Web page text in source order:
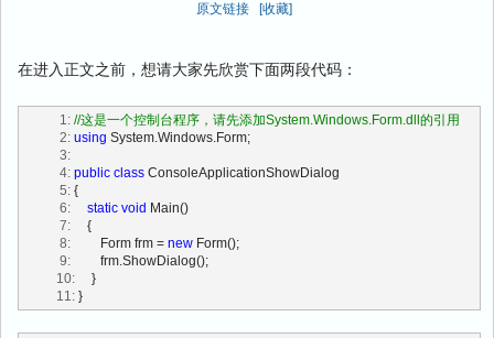
原文链接
[收藏]
在进入正文之前，想请大家先欣赏下面两段代码：
   1:
//这是一个控制台程序，请先添加System.Windows.Form.dll的引用
   2:
using System.Windows.Form;
   3:
   4:
public class ConsoleApplicationShowDialog
   5:
{
   6:
static void Main()
   7:
     {
   8:
         Form frm =
new Form();
   9:
         frm.ShowDialog();
  10:
     }
  11:
}